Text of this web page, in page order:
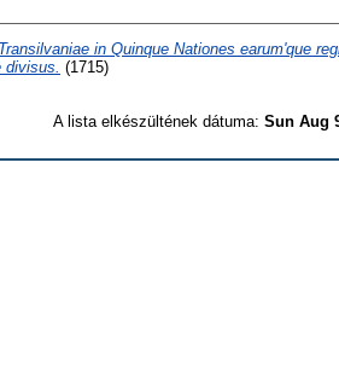
in Quinque Nationes earum'que
(1715)
A lista elkészültének dátuma: Sun Aug